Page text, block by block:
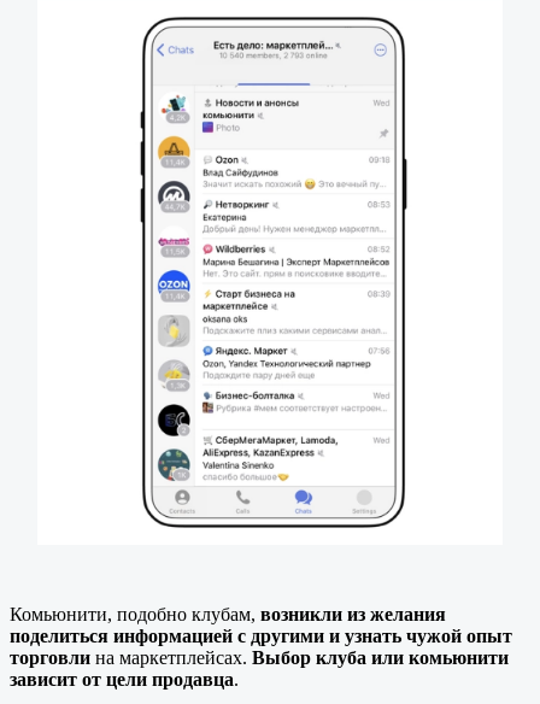
Комьюнити, подобно клубам, возникли из желания
поделиться информацией с другими и узнать чужой опыт
торговли на маркетплейсах. Выбор клуба или комьюнити
зависит от цели продавца.